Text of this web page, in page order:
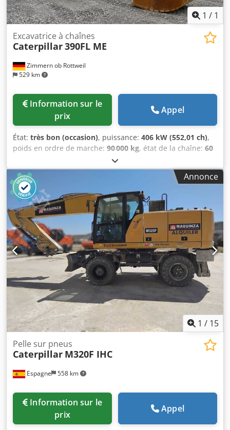
1 / 1
Zimmern ob Rottweil
529 km
Excavatrice à chaînes
Caterpillar390FL ME
prix
Appel
État: très bon (occasion), puissance: 406 kW (552,01 ch),
poids en ordre de marche: 90 000 kg, état de la chaîne: 60
, Année de construction:
fonctionnement:12 866 h, Équipement:cabine,
climatisation
, CATERPILLAR 390FL ME Année de fabrication
: 2015 Heures de service : 12 866 h Cabine de protection
fermée Cjdoy U I Hbjpfx Aiisha Climatisation Radio Caméra
de recul Graissage centralisé Flèche standard Longueur du
balancier : 2,90 m Godet à roches avec lame, largeur 2,20
m Châssis porteur env. 60 % restant Patins de chaîne de
650 mm de large Moteur CAT C18 de 406 kW CE / EPA Poids
en service : 90 t.
Annonce
1 / 15
Espagne 558 km
Pelle sur pneus
Caterpillar M320F IHC
prix
Appel